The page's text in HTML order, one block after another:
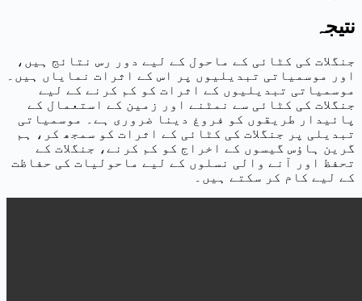
نتیجہ
جنگلات کی کٹائی کے ماحول کے لیے دور رس نتائج ہیں،
اور موسمیاتی تبدیلیوں پر اس کے اثرات نمایاں ہیں۔
موسمیاتی تبدیلیوں کے اثرات کو کم کرنے کے لیے
جنگلات کی کٹائی سے نمٹنے اور زمین کے استعمال کے
پائیدار طریقوں کو فروغ دینا ضروری ہے۔ موسمیاتی
تبدیلی پر جنگلات کی کٹائی کے اثرات کو سمجھ کر، ہم
گرین ہاؤس گیسوں کے اخراج کو کم کرنے، جنگلات کے
تحفظ اور آنے والی نسلوں کے لیے ماحولیات کی حفاظت
کے لیے کام کر سکتے ہیں۔